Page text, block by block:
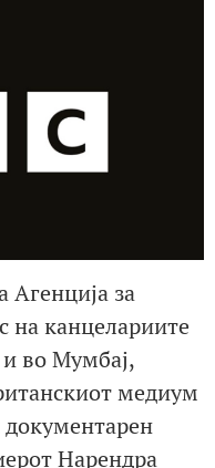
за
на канцелариите
во Мумбај,
медиум
Нарендра